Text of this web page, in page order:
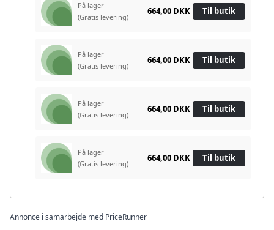
På lager
(Gratis levering)
664,00 DKK Til butik
På lager
(Gratis levering)
664,00 DKK Til butik
På lager
(Gratis levering)
664,00 DKK Til butik
På lager
(Gratis levering)
664,00 DKK Til butik
Annonce i samarbejde med PriceRunner